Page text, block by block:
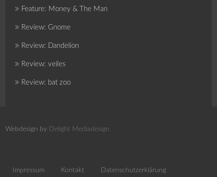
Feature: Money & The Man
Review: Gnome
Review: Dandelion
Review: veiles
Review: bat zoo
Webdesign by Delight Mediadesign
Impressum Kontakt Datenschutzerklärung